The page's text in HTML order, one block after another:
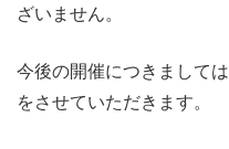
ざいません。
今後の開催につきまして
をさせていただきます。